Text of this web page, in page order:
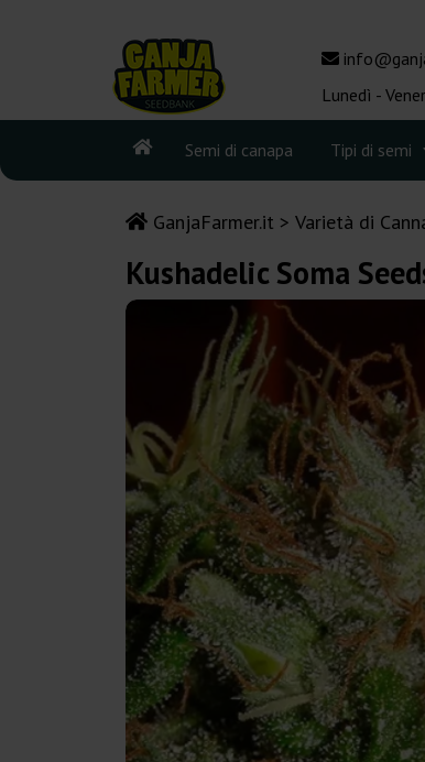
Lunedì -
Semi di canapa Tipi di semi
GanjaFarmer.it Varietà di
Kushadelic Soma